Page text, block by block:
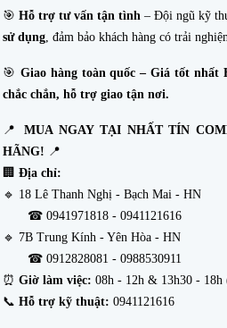
🎯 Hỗ trợ tư vấn tận tình – Đội ngũ kỹ
sử dụng, đảm bảo khách hàng có trải
🎯 Giao hàng toàn quốc – Giá tốt nhất
chắc chắn, hỗ trợ giao tận nơi.
📍 MUA NGAY TẠI NHẤT TÍN
HÃNG! 📍
🏢 Địa chỉ:
🔹 18 Lê Thanh Nghị - Bạch Mai - HN
☎ 0941971818 - 0941121616
🔹 7B Trung Kính - Yên Hòa - HN
☎ 0912828081 - 0988530911
⏰ Giờ làm việc: 08h - 12h & 13h30 -
📞 Hỗ trợ kỹ thuật: 0941121616